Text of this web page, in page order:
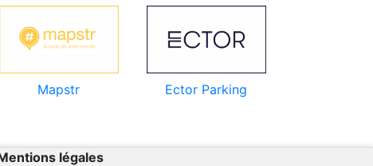
Mapstr Ector Parking
légales